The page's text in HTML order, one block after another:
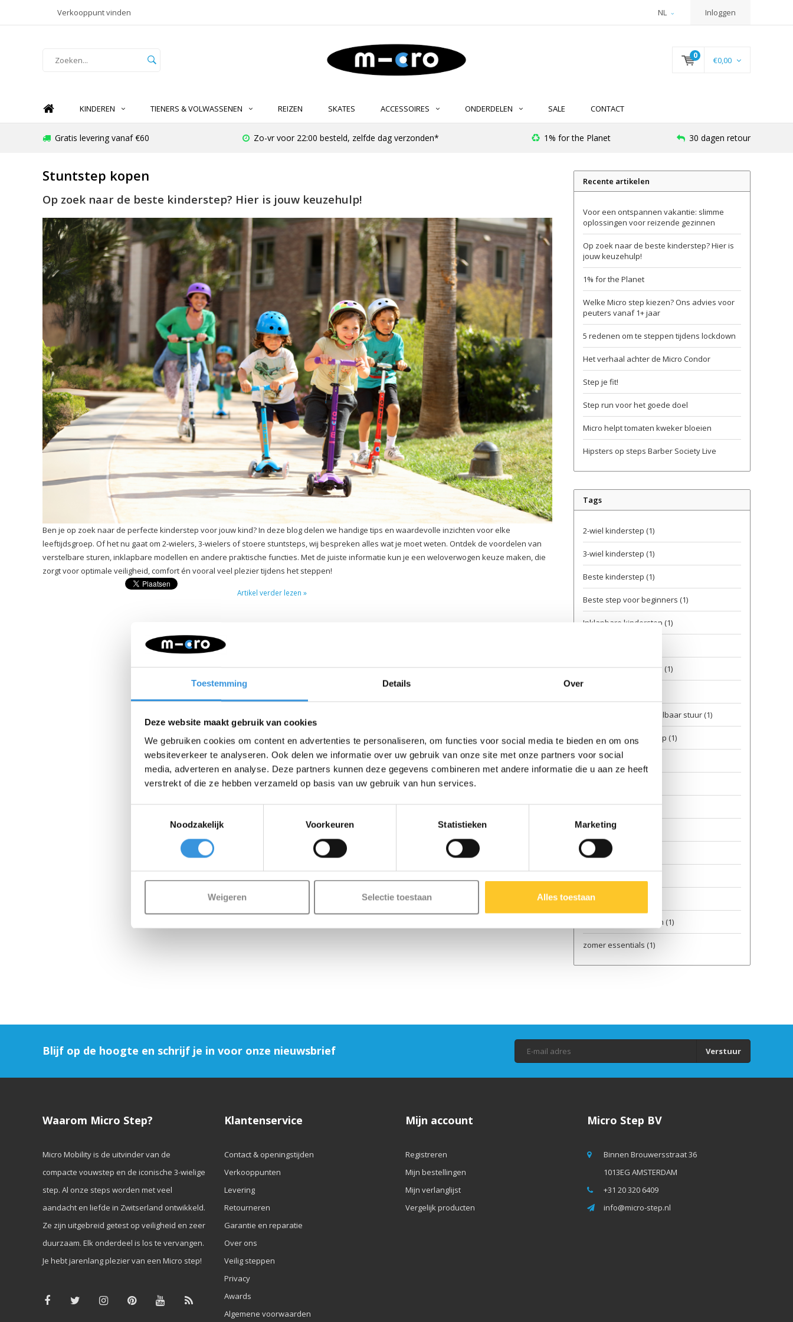
Toestemming Details Over
Deze website maakt gebruik van cookies
We gebruiken cookies om content en advertenties te personaliseren, om functies voor social media te bieden en om ons
websiteverkeer te analyseren. Ook delen we informatie over uw gebruik van onze site met onze partners voor social
media, adverteren en analyse. Deze partners kunnen deze gegevens combineren met andere informatie die u aan ze heeft
verstrekt of die ze hebben verzameld op basis van uw gebruik van hun services.
Noodzakelijk
Voorkeuren Statistieken Marketing
Weigeren Selectie toestaan Alles toestaan
Verkooppunt vinden NL Inloggen
0 €0,00
KINDEREN TIENERS & VOLWASSENEN REIZEN SKATES ACCESSOIRES ONDERDELEN SALE CONTACT
Gratis levering vanaf €60 Zo-vr voor 22:00 besteld, zelfde dag verzonden* 1% for the Planet 30 dagen retour
Stuntstep kopen
Op zoek naar de beste kinderstep? Hier is jouw keuzehulp!
Ben je op zoek naar de perfecte kinderstep voor jouw kind? In deze blog delen we handige tips en waardevolle inzichten voor elke
leeftijdsgroep. Of het nu gaat om 2-wielers, 3-wielers of stoere stuntsteps, wij bespreken alles wat je moet weten. Ontdek de voordelen van
verstelbare sturen, inklapbare modellen en andere praktische functies. Met de juiste informatie kun je een weloverwogen keuze maken, die
zorgt voor optimale veiligheid, comfort én vooral veel plezier tijdens het steppen!
Artikel verder lezen »
Recente artikelen
Voor een ontspannen vakantie: slimme
oplossingen voor reizende gezinnen
Op zoek naar de beste kinderstep? Hier is
jouw keuzehulp!
1% for the Planet
Welke Micro step kiezen? Ons advies voor
peuters vanaf 1+ jaar
5 redenen om te steppen tijdens lockdown
Het verhaal achter de Micro Condor
Step je fit!
Step run voor het goede doel
Micro helpt tomaten kweker bloeien
Hipsters op steps Barber Society Live
Tags
2-wiel kinderstep (1)
3-wiel kinderstep (1)
Beste kinderstep (1)
Beste step voor beginners (1)
Inklapbare kinderstep (1)
Kinderstep keuzehulp (1)
Kinderstep met verstelbaar stuur(1)
Lichtgewicht kinderstep (1)
slim reizen
Step voor kinderen(1)
Step voor kleuters
Step voor peuters
Stuntstep kopen
vakantie met kinderen (1)
zomer essentials (1)
Blijf op de hoogte en schrijf je in voor onze nieuwsbrief Verstuur
Waarom Micro Step?
Micro Mobility is de uitvinder van de
compacte vouwstep en de iconische 3-wielige
step. Al onze steps worden met veel
aandacht en liefde in Zwitserland ontwikkeld.
Ze zijn uitgebreid getest op veiligheid en zeer
duurzaam. Elk onderdeel is los te vervangen.
Je hebt jarenlang plezier van een Micro step!
Klantenservice
Contact & openingstijden
Verkooppunten
Levering
Retourneren
Garantie en reparatie
Over ons
Veilig steppen
Privacy
Awards
Algemene voorwaarden
Mijn account
Registreren
Mijn bestellingen
Mijn verlanglijst
Vergelijk producten
Micro Step BV
Binnen Brouwersstraat 36
1013EG AMSTERDAM
+31 20 320 6409
info@micro-step.nl